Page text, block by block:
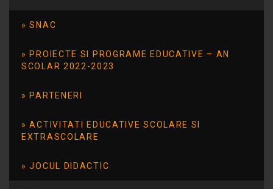
SNAC
PROIECTE SI PROGRAME EDUCATIVE – AN
SCOLAR 2022-2023
PARTENERI
ACTIVITATI EDUCATIVE SCOLARE SI
EXTRASCOLARE
JOCUL DIDACTIC